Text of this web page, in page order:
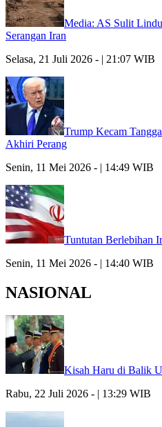
Media: AS Sulit
Serangan Iran
Selasa, 21 Juli 2026 - | 21:07 WIB
Trump Kecam
Akhiri Perang
Senin, 11 Mei 2026 - | 14:49 WIB
Tuntutan Berlebihan
Senin, 11 Mei 2026 - | 14:40 WIB
NASIONAL
Kisah Haru di Balik
Rabu, 22 Juli 2026 - | 13:29 WIB